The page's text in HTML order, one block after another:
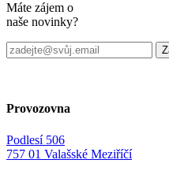
Máte zájem o
naše novinky?
Provozovna
Podlesí 506
757 01 Valašské Meziříčí